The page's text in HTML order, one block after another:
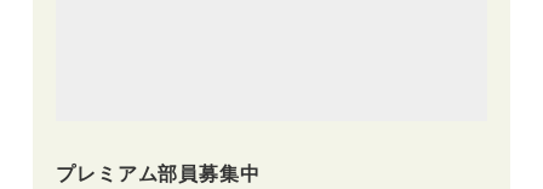
プレミアム部員募集中